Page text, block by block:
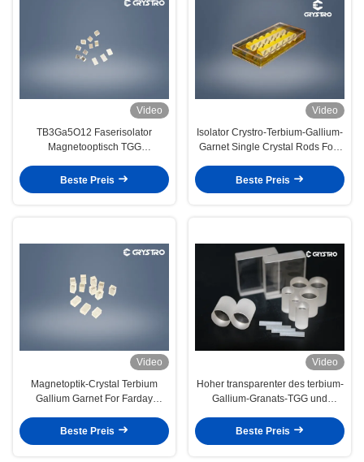
Video
TB3Ga5O12 Faserisolator
Magnetooptisch TGG
Beste Preis
Video
Isolator Crystro-Terbium-Gallium-
Garnet Single Crystal Rods Fors
Beste Preis
Video
Magnetoptik-Crystal Terbium
Gallium Garnet For Farday
Beste Preis
Video
Hoher transparenter des terbium-
Gallium-Granats-TGG und
Beste Preis